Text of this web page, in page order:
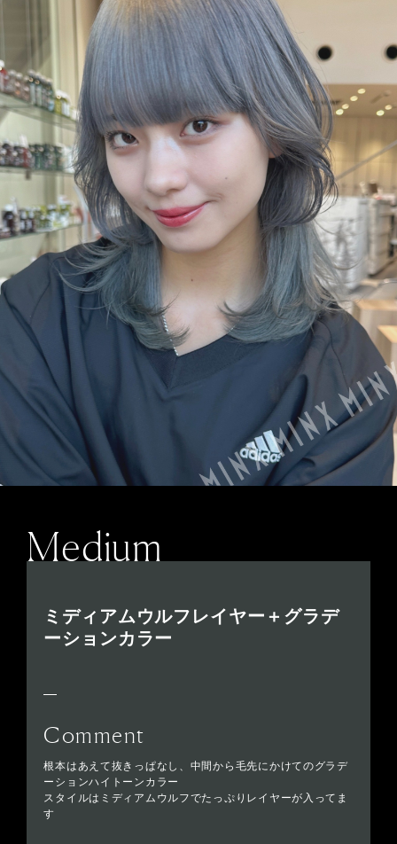
Medium
ミディアムウルフレイヤー＋グラデ
ーションカラー
Comment
根本はあえて抜きっぱなし、中間から毛先にかけてのグラデ
ーションハイトーンカラー
スタイルはミディアムウルフでたっぷりレイヤーが入ってま
す